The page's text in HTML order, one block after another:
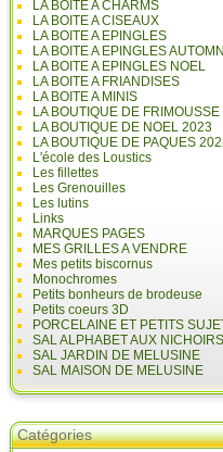
LA BOITE A CHARMS
LA BOITE A CISEAUX
LA BOITE A EPINGLES
LA BOITE A EPINGLES
LA BOITE A EPINGLES NOEL
LA BOITE A FRIANDISES
LA BOITE A MINIS
LA BOUTIQUE DE FRIMOUSSE
LA BOUTIQUE DE NOEL 2023
LA BOUTIQUE DE PAQUES
L'école des Loustics
Les fillettes
Les Grenouilles
Les lutins
Links
MARQUES PAGES
MES GRILLES A VENDRE
Mes petits biscornus
Monochromes
Petits bonheurs de brodeuse
Petits coeurs 3D
PORCELAINE ET PETITS
SAL ALPHABET AUX NICHOIRS
SAL JARDIN DE MELUSINE
SAL MAISON DE MELUSINE
Catégories